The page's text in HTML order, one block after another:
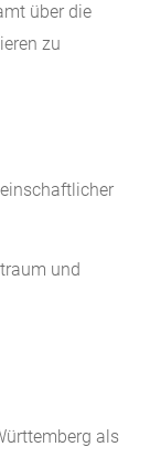
über die
zu
und
als